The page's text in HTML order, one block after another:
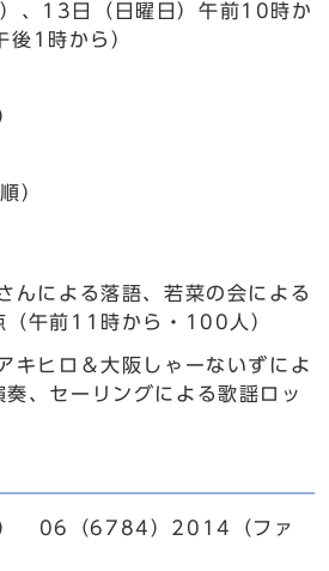
、13日（日曜日）午前10時か
後1時から）
）
んによる落語、若菜の会による
（午前11時から・100人）
キヒロ＆大阪しゃーないずによ
奏、セーリングによる歌謡ロッ
） 06（6784）2014（ファ